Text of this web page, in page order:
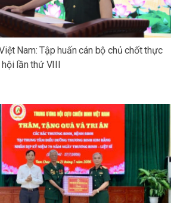
Nam: Tập huấn cán bộ chủ chốt thực
lần thứ VIII